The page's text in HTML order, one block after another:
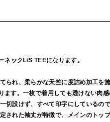
ックL/S TEEになります。
られ、柔らかな天竺に度詰め加工を
す。一枚で着用しても透けない肉
切設けず、すべて印字にしているの
された袖丈が特徴で、メインのトッ